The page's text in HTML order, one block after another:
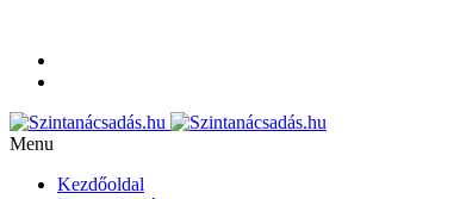
Menu
Kezdőoldal